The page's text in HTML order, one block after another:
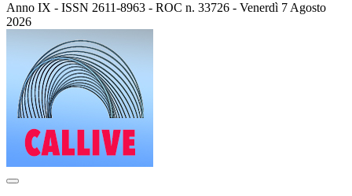
Anno IX - ISSN 2611-8963 - ROC n. 33726 - Venerdì 7 Agosto
2026